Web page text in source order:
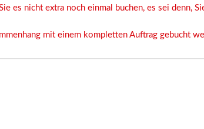
es nicht extra noch einmal buchen, es sei denn,
mit einem kompletten Auftrag gebucht